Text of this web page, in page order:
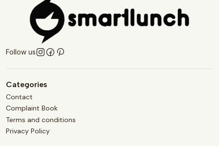
Follow us
Categories
Contact
Complaint Book
Terms and conditions
Privacy Policy